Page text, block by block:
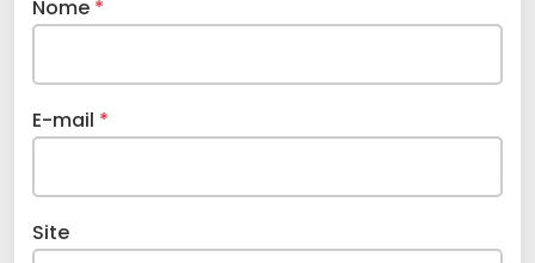
Nome *
E-mail *
Site